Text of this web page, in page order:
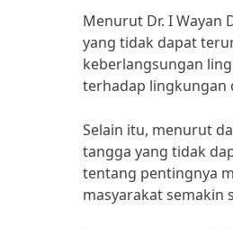
Menurut Dr. I Wayan
yang tidak dapat
keberlangsungan
terhadap lingkungan
Selain itu, menurut
tangga yang tidak
tentang pentingnya
masyarakat semakin